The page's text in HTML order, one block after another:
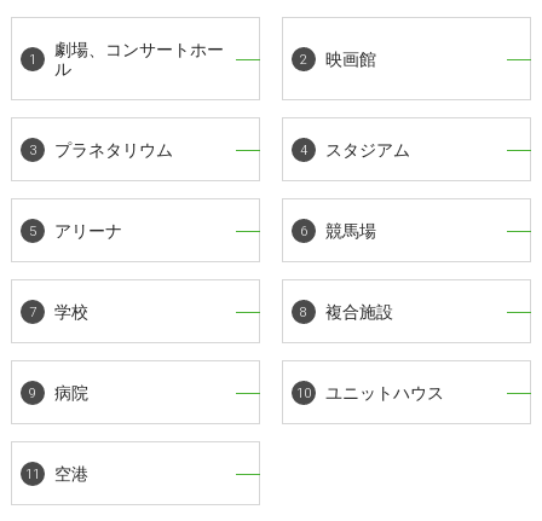
劇場、コンサートホー
ル
映画館
プラネタリウム スタジアム
アリーナ 競馬場
学校 複合施設
病院 ユニットハウス
空港